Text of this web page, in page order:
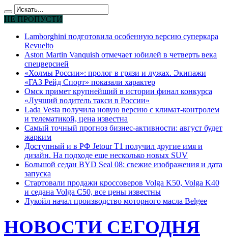
НЕ ПРОПУСТИ
Lamborghini подготовила особенную версию суперкара
Revuelto
Aston Martin Vanquish отмечает юбилей в четверть века
спецверсией
«Холмы России»: пролог в грязи и лужах. Экипажи
«ГАЗ Рейд Спорт» показали характер
Омск примет крупнейший в истории финал конкурса
«Лучший водитель такси в России»
Lada Vesta получила новую версию с климат-контролем
и телематикой, цена известна
Самый точный прогноз бизнес-активности: август будет
жарким
Доступный и в РФ Jetour T1 получил другие имя и
дизайн. На подходе еще несколько новых SUV
Большой седан BYD Seal 08: свежие изображения и дата
запуска
Стартовали продажи кроссоверов Volga K50, Volga K40
и седана Volga C50, все цены известны
Лукойл начал производство моторного масла Belgee
НОВОСТИ СЕГОДНЯ